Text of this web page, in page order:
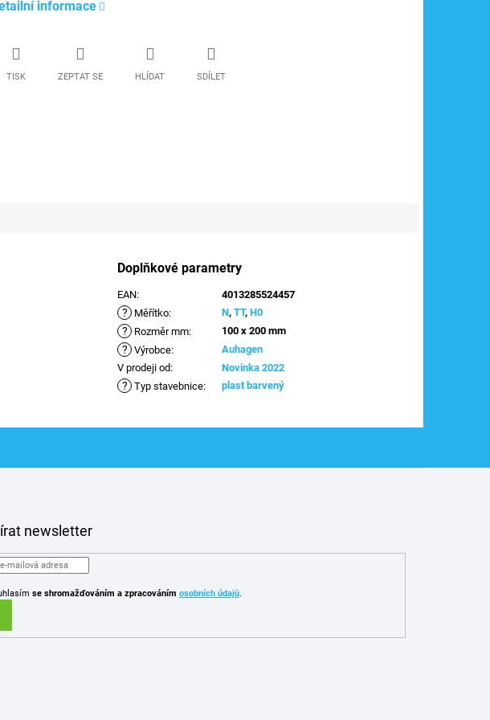
informace
TISK ZEPTAT SE HLÍDAT SDÍLET
Doplňkové parametry
EAN: 4013285524457
? Měřítko: N,TT,H0
? Rozměr mm: 100 x 200 mm
? Výrobce:
Auhagen
V prodeji od: Novinka 2022
? Typ stavebnice: plast barvený
newsletter
se shromažďováním a zpracováním osobních údajů.